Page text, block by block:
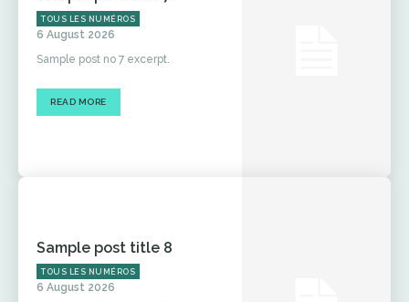
TOUS LES NUMÉROS
6 August 2026
Sample post no 7 excerpt.
READ MORE
Sample post title 8
TOUS LES NUMÉROS
6 August 2026